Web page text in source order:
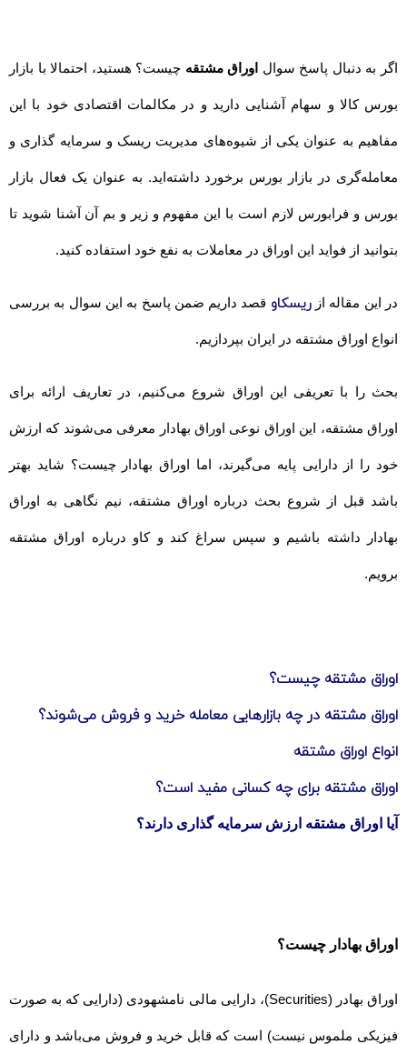
اگر به دنبال پاسخ سوال اوراق مشتقه چیست؟ هستید، احتمالا با بازار
بورس کالا و سهام آشنایی دارید و در مکالمات اقتصادی خود با این
مفاهیم به عنوان یکی از شیوه‌های مدیریت ریسک و سرمایه گذاری و
معامله‌گری در بازار بورس برخورد داشته‌اید. به عنوان یک فعال بازار
بورس و فرابورس لازم است با این مفهوم و زیر و بم آن آشنا شوید تا
بتوانید از فواید این اوراق در معاملات به نفع خود استفاده کنید.
در این مقاله ازریسکاو قصد داریم ضمن پاسخ به این سوال به بررسی
انواع اوراق مشتقه در ایران بپردازیم.
بحث را با تعریفی این اوراق شروع می‌کنیم، در تعاریف ارائه برای
اوراق مشتقه، این اوراق نوعی اوراق بهادار معرفی می‌شوند که ارزش
خود را از دارایی پایه می‌گیرند، اما اوراق بهادار چیست؟ شاید بهتر
باشد قبل از شروع بحث درباره اوراق مشتقه، نیم نگاهی به اوراق
بهادار داشته باشیم و سپس سراغ کند و کاو درباره اوراق مشتقه
برویم.
اوراق مشتقه چیست؟
اوراق مشتقه در چه بازارهایی معامله خرید و فروش می‌شوند؟
انواع اوراق مشتقه
اوراق مشتقه برای چه کسانی مفید است؟
آیا اوراق مشتقه ارزش سرمایه گذاری دارند؟
اوراق بهادار چیست؟
اوراق بهادر (Securities) ، دارایی مالی نامشهودی (دارایی که به صورت
فیزیکی ملموس نیست) است که قابل خرید و فروش می‌باشد و دارای